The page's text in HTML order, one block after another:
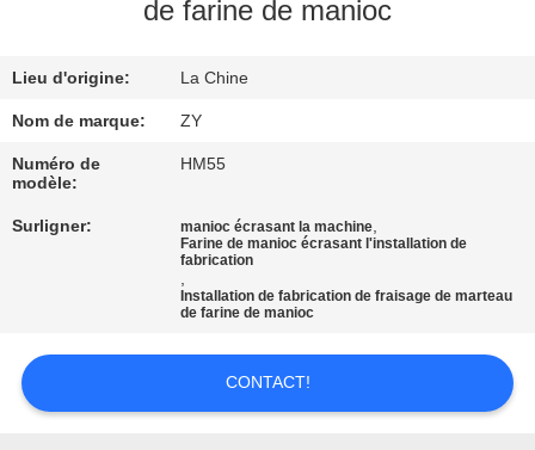
DE
QUALITÉ
NOUS
NOUVELLES
DEMANDEZ
de farine de manioc
Lieu d'origine: La Chine
Nom de marque: ZY
Numéro de
modèle:
HM55
Surligner: manioc écrasant la machine,
Farine de manioc écrasant l'installation de
fabrication
,
Installation de fabrication de fraisage de marteau
de farine de manioc
CONTACT!